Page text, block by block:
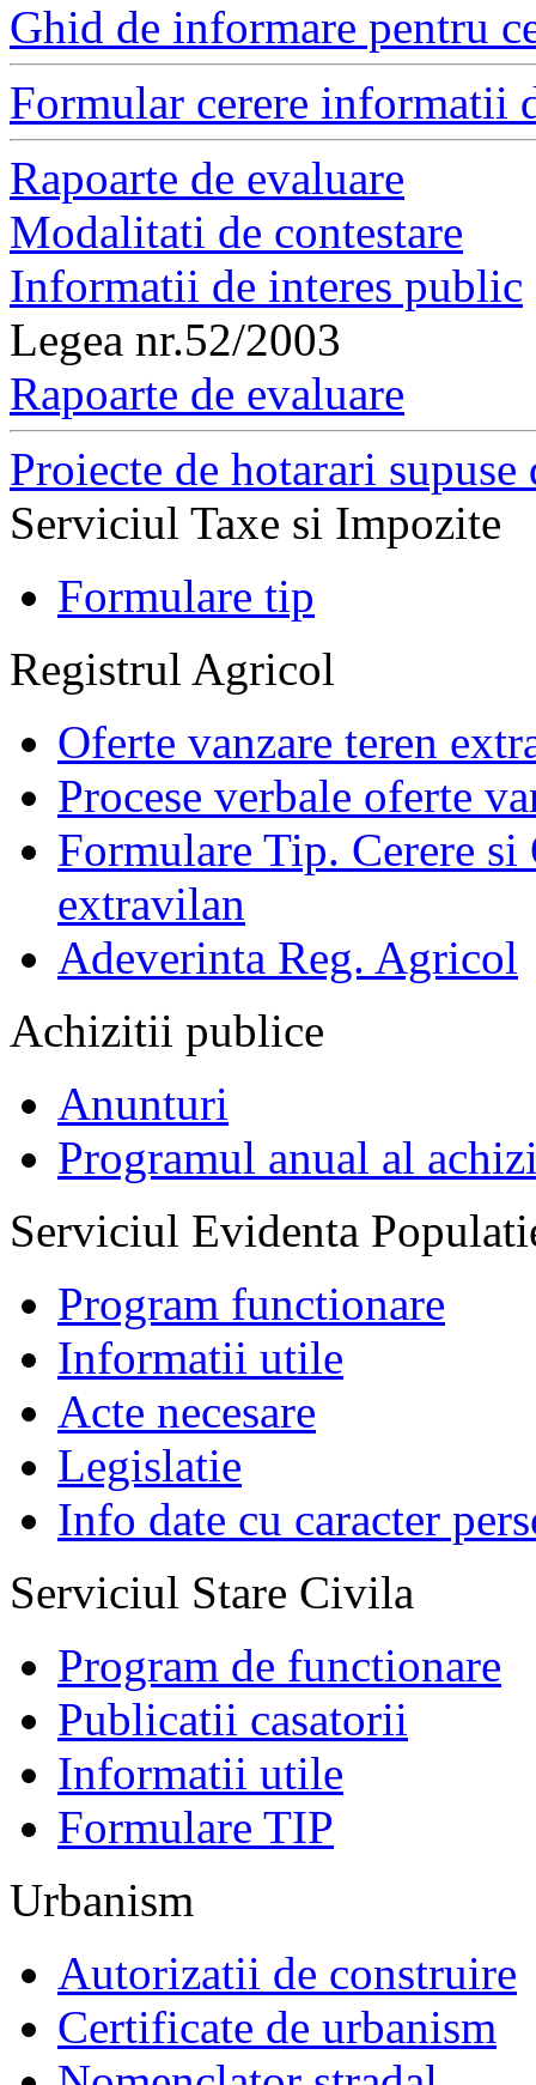
Ghid de informare pentru
Formular cerere informatii
Rapoarte de evaluare
Modalitati de contestare
Informatii de interes public
Legea nr.52/2003
Rapoarte de evaluare
Proiecte de hotarari
Serviciul Taxe si Impozite
Formulare tip
Registrul Agricol
Oferte vanzare teren
Procese verbale oferte
Formulare Tip. Cerere si
extravilan
Adeverinta Reg. Agricol
Achizitii publice
Anunturi
Programul anual al
Serviciul Evidenta
Program functionare
Informatii utile
Acte necesare
Legislatie
Info date cu caracter
Serviciul Stare Civila
Program de functionare
Publicatii casatorii
Informatii utile
Formulare TIP
Urbanism
Autorizatii de construire
Certificate de urbanism